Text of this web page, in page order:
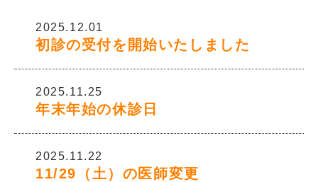
2025.12.01
初診の受付を開始いたしました
2025.11.25
年末年始の休診日
2025.11.22
11/29（土）の医師変更